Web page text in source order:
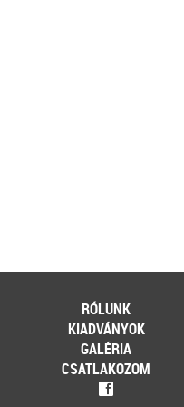
RÓLUNK
KIADVÁNYOK
GALÉRIA
CSATLAKOZOM
f